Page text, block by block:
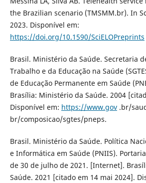
the Brazilian scenario (TMSMM.br). In
2023. Disponível em:
https://doi.org/10.1590/SciELOPreprints
Brasil. Ministério da Saúde. Secretaria
Trabalho e da Educação na Saúde
de Educação Permanente em Saúde
Brasília: Ministério da Saúde. 2004
Disponível em: https://www.gov.br/
br/composicao/sgtes/pneps.
Brasil. Ministério da Saúde. Política
e Informática em Saúde (PNIIS).
de 30 de julho de 2021. [Internet].
Saúde. 2021 [citado em 14 mai 2024].